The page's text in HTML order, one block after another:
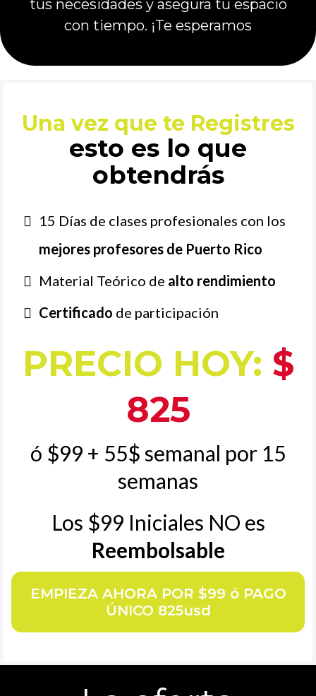
tus necesidades y asegura tu espacio
con tiempo. ¡Te esperamos
Una vez que te Registres
esto es lo que
obtendrás
15 Días de clases profesionales con los
mejores profesores de Puerto Rico
Material Teórico de alto rendimiento
Certificado de participación
PRECIO HOY: $
825
ó $99 + 55$ semanal por 15
semanas
Los $99 Iniciales NO es
Reembolsable
EMPIEZA AHORA POR $99 ó PAGO
ÚNICO 825usd